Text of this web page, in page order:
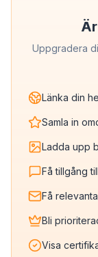
Uppgradera
Länka din
Samla in
Ladda upp
Få tillgång
Få
Bli
Visa